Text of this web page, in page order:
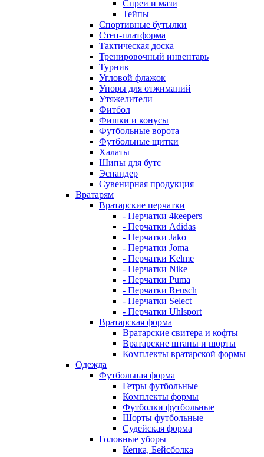
Спреи и мази
Тейпы
Спортивные бутылки
Степ-платформа
Тактическая доска
Тренировочный инвентарь
Турник
Угловой флажок
Упоры для отжиманий
Утяжелители
Фитбол
Фишки и конусы
Футбольные ворота
Футбольные щитки
Халаты
Шипы для бутс
Эспандер
Сувенирная продукция
Вратарям
Вратарские перчатки
- Перчатки 4keepers
- Перчатки Adidas
- Перчатки Jako
- Перчатки Joma
- Перчатки Kelme
- Перчатки Nike
- Перчатки Puma
- Перчатки Reusch
- Перчатки Select
- Перчатки Uhlsport
Вратарская форма
Вратарские свитера и кофты
Вратарские штаны и шорты
Комплекты вратарской формы
Одежда
Футбольная форма
Гетры футбольные
Комплекты формы
Футболки футбольные
Шорты футбольные
Судейская форма
Головные уборы
Кепка, Бейсболка